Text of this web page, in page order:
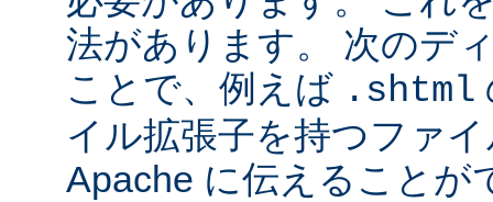
法があります。 次のデ
ことで、例えば .shtml
イル拡張子を持つファ
Apache に伝えることが